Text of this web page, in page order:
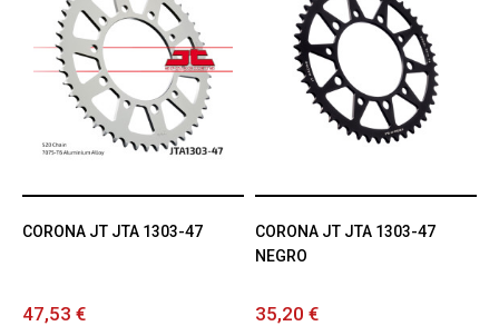
CORONA JT JTA 1303-47
47,53 €
CORONA JT JTA 1303-47
NEGRO
35,20 €